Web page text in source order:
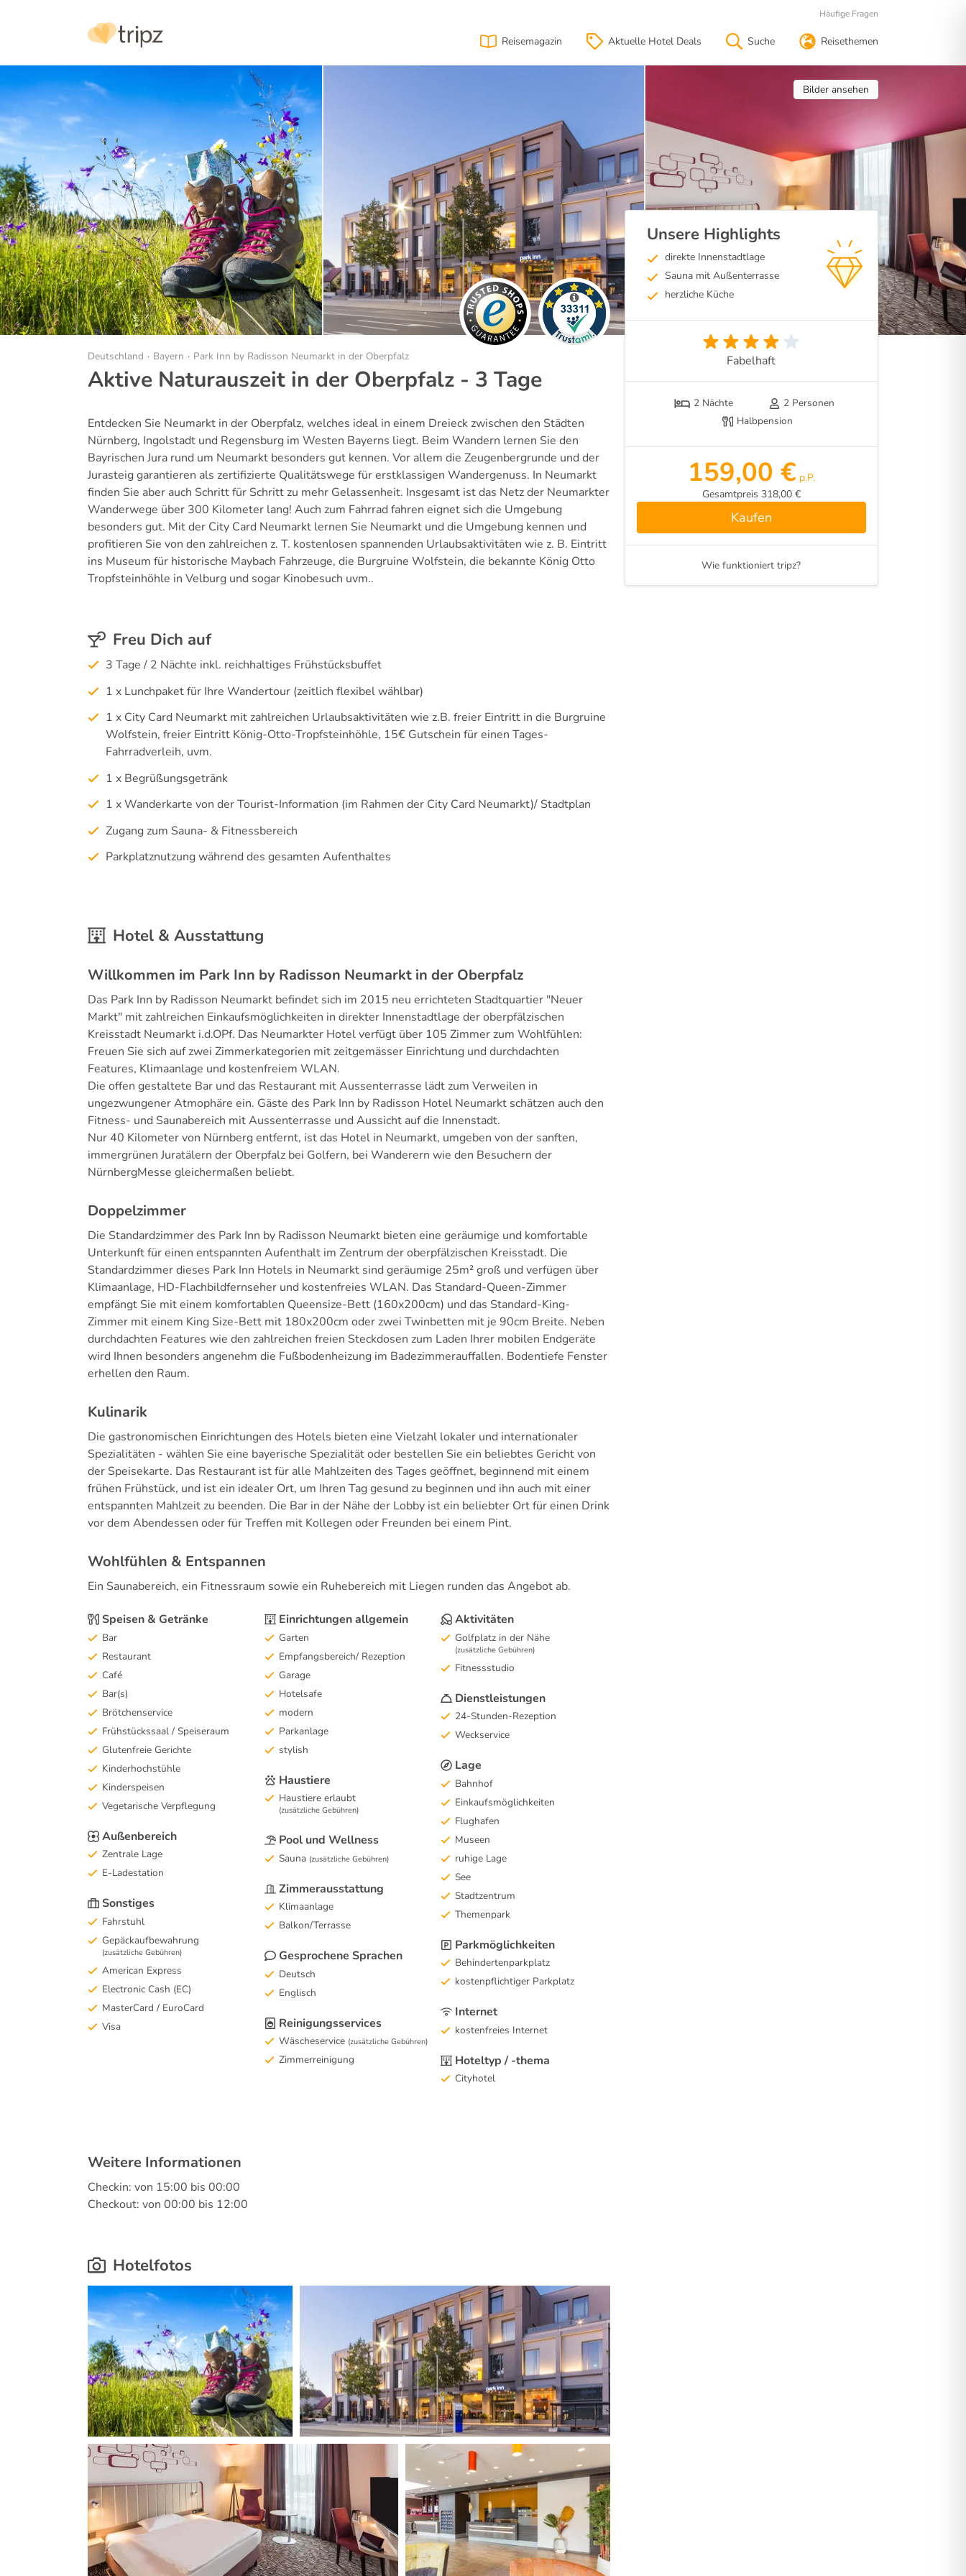
Reisemagazin Aktuelle Hotel Deals Suche Reisethemen
Häufige Fragen
Bilder ansehen
Hotel& Ausstattung Bilder Urlaubsregion Lage& Anfahrt
Deutschland Bayern Park Inn by Radisson Neumarkt in der Oberpfalz
Aktive Naturauszeit in der Oberpfalz - 3 Tage
Entdecken Sie Neumarkt in der Oberpfalz, welches ideal in einem Dreieck zwischen den Städten
Nürnberg, Ingolstadt und Regensburg im Westen Bayerns liegt. Beim Wandern lernen Sie den
Bayrischen Jura rund um Neumarkt besonders gut kennen. Vor allem die Zeugenbergrunde und der
Jurasteig garantieren als zertifizierte Qualitätswege für erstklassigen Wandergenuss. In Neumarkt
finden Sie aber auch Schritt für Schritt zu mehr Gelassenheit. Insgesamt ist das Netz der Neumarkter
Wanderwege über 300 Kilometer lang! Auch zum Fahrrad fahren eignet sich die Umgebung
besonders gut. Mit der City Card Neumarkt lernen Sie Neumarkt und die Umgebung kennen und
profitieren Sie von den zahlreichen z. T. kostenlosen spannenden Urlaubsaktivitäten wie z. B. Eintritt
ins Museum für historische Maybach Fahrzeuge, die Burgruine Wolfstein, die bekannte König Otto
Tropfsteinhöhle in Velburg und sogar Kinobesuch uvm..
Freu Dich auf
3 Tage / 2 Nächte inkl. reichhaltiges Frühstücksbuffet
1 x Lunchpaket für Ihre Wandertour (zeitlich flexibel wählbar)
1 x City Card Neumarkt mit zahlreichen Urlaubsaktivitäten wie z.B. freier Eintritt in die Burgruine
Wolfstein, freier Eintritt König-Otto-Tropfsteinhöhle, 15€ Gutschein für einen Tages-
Fahrradverleih, uvm.
1 x Begrüßungsgetränk
1 x Wanderkarte von der Tourist-Information (im Rahmen der City Card Neumarkt)/ Stadtplan
Zugang zum Sauna- & Fitnessbereich
Parkplatznutzung während des gesamten Aufenthaltes
Hotel & Ausstattung
Willkommen im Park Inn by Radisson Neumarkt in der Oberpfalz
Das Park Inn by Radisson Neumarkt befindet sich im 2015 neu errichteten Stadtquartier "Neuer
Markt" mit zahlreichen Einkaufsmöglichkeiten in direkter Innenstadtlage der oberpfälzischen
Kreisstadt Neumarkt i.d.OPf. Das Neumarkter Hotel verfügt über 105 Zimmer zum Wohlfühlen:
Freuen Sie sich auf zwei Zimmerkategorien mit zeitgemässer Einrichtung und durchdachten
Features, Klimaanlage und kostenfreiem WLAN.
Die offen gestaltete Bar und das Restaurant mit Aussenterrasse lädt zum Verweilen in
ungezwungener Atmophäre ein. Gäste des Park Inn by Radisson Hotel Neumarkt schätzen auch den
Fitness- und Saunabereich mit Aussenterrasse und Aussicht auf die Innenstadt.
Nur 40 Kilometer von Nürnberg entfernt, ist das Hotel in Neumarkt, umgeben von der sanften,
immergrünen Juratälern der Oberpfalz bei Golfern, bei Wanderern wie den Besuchern der
NürnbergMesse gleichermaßen beliebt.
Doppelzimmer
Die Standardzimmer des Park Inn by Radisson Neumarkt bieten eine geräumige und komfortable
Unterkunft für einen entspannten Aufenthalt im Zentrum der oberpfälzischen Kreisstadt. Die
Standardzimmer dieses Park Inn Hotels in Neumarkt sind geräumige 25m² groß und verfügen über
Klimaanlage, HD-Flachbildfernseher und kostenfreies WLAN. Das Standard-Queen-Zimmer
empfängt Sie mit einem komfortablen Queensize-Bett (160x200cm) und das Standard-King-
Zimmer mit einem King Size-Bett mit 180x200cm oder zwei Twinbetten mit je 90cm Breite. Neben
durchdachten Features wie den zahlreichen freien Steckdosen zum Laden Ihrer mobilen Endgeräte
wird Ihnen besonders angenehm die Fußbodenheizung im Badezimmerauffallen. Bodentiefe Fenster
erhellen den Raum.
Kulinarik
Die gastronomischen Einrichtungen des Hotels bieten eine Vielzahl lokaler und internationaler
Spezialitäten - wählen Sie eine bayerische Spezialität oder bestellen Sie ein beliebtes Gericht von
der Speisekarte. Das Restaurant ist für alle Mahlzeiten des Tages geöffnet, beginnend mit einem
frühen Frühstück, und ist ein idealer Ort, um Ihren Tag gesund zu beginnen und ihn auch mit einer
entspannten Mahlzeit zu beenden. Die Bar in der Nähe der Lobby ist ein beliebter Ort für einen Drink
vor dem Abendessen oder für Treffen mit Kollegen oder Freunden bei einem Pint.
Wohlfühlen & Entspannen
Ein Saunabereich, ein Fitnessraum sowie ein Ruhebereich mit Liegen runden das Angebot ab.
Speisen & Getränke
Bar
Restaurant
Café
Bar(s)
Brötchenservice
Frühstückssaal / Speiseraum
Glutenfreie Gerichte
Kinderhochstühle
Kinderspeisen
Vegetarische Verpflegung
Außenbereich
Zentrale Lage
E-Ladestation
Sonstiges
Fahrstuhl
Gepäckaufbewahrung
(zusätzliche Gebühren)
American Express
Electronic Cash (EC)
MasterCard / EuroCard
Visa
Einrichtungen allgemein
Garten
Empfangsbereich/ Rezeption
Garage
Hotelsafe
modern
Parkanlage
stylish
Haustiere
Haustiere erlaubt
(zusätzliche Gebühren)
Pool und Wellness
Sauna (zusätzliche Gebühren)
Zimmerausstattung
Klimaanlage
Balkon/Terrasse
Gesprochene Sprachen
Deutsch
Englisch
Reinigungsservices
Wäscheservice (zusätzliche Gebühren)
Zimmerreinigung
Aktivitäten
Golfplatz in der Nähe
(zusätzliche Gebühren)
Fitnessstudio
Dienstleistungen
24-Stunden-Rezeption
Weckservice
Lage
Bahnhof
Einkaufsmöglichkeiten
Flughafen
Museen
ruhige Lage
See
Stadtzentrum
Themenpark
Parkmöglichkeiten
Behindertenparkplatz
kostenpflichtiger Parkplatz
Internet
kostenfreies Internet
Hoteltyp / -thema
Cityhotel
Weitere Informationen
Checkin: von 15:00 bis 00:00
Checkout: von 00:00 bis 12:00
Hotelfotos
Unsere Highlights
direkte Innenstadtlage
Sauna mit Außenterrasse
herzliche Küche
Fabelhaft
2 Nächte
2 Personen
Halbpension
159,00 € p.P.
Gesamtpreis 318,00 €
Kaufen
Wie funktioniert tripz?